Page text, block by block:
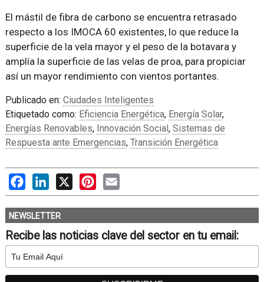
El mástil de fibra de carbono se encuentra retrasado
respecto a los IMOCA 60 existentes, lo que reduce la
superficie de la vela mayor y el peso de la botavara y
amplía la superficie de las velas de proa, para propiciar
así un mayor rendimiento con vientos portantes.
Publicado en: Ciudades Inteligentes
Etiquetado como: Eficiencia Energética, Energía Solar,
Energías Renovables, Innovación Social , Sistemas de
Respuesta ante Emergencias, Transición Energética
FacebookLinkedIn Pinterest
NEWSLETTER
Recibe las noticias clave del sector en tu email: